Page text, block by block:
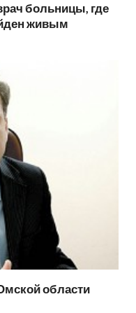
больницы, где
живым
области